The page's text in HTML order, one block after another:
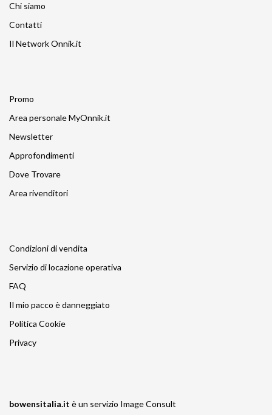
Chi siamo
Contatti
Il Network Onnik.it
Promo
Area personale MyOnnik.it
Newsletter
Approfondimenti
Dove Trovare
Area rivenditori
Condizioni di vendita
Servizio di locazione operativa
FAQ
Il mio pacco è danneggiato
Politica Cookie
Privacy
bowensitalia.it è un servizio Image Consult